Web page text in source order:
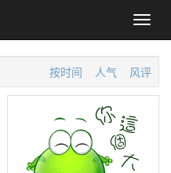
按时间 人气 风评